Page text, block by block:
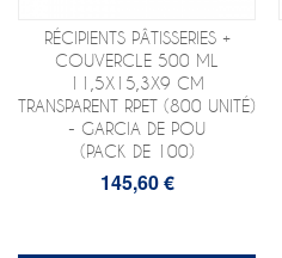
RÉCIPIENTS PÂTISSERIES +
COUVERCLE 500 ML
11,5X15,3X9 CM
TRANSPARENT RPET (800 UNITÉ)
- GARCIA DE POU
(PACK DE 100)
145,60 €